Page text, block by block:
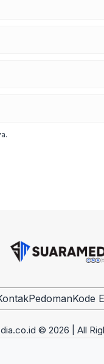
PedomanKode
© 2026 | All